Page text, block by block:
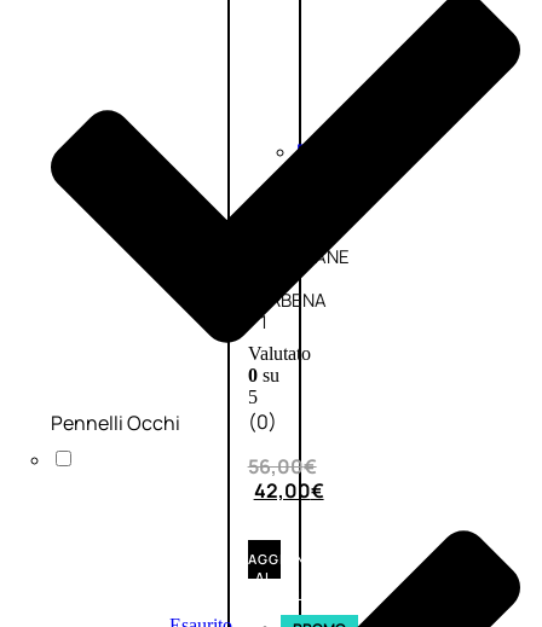
Fragranze
L’OCCITANE
VERBENA
1
Valutato
0su
5
(0)
56,00€
42,00€
AGGIUNGI
AL
CARRELLO
Pennelli Occhi